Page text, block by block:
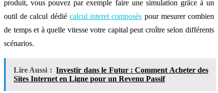
produit, vous pouvez par exemple faire une simulation grâce à un
outil de calcul dédié calcul interet composés pour mesurer combien
de temps et à quelle vitesse votre capital peut croître selon différents
scénarios.
Lire Aussi : Investir dans le Futur : Comment Acheter des
Sites Internet en Ligne pour un Revenu Passif